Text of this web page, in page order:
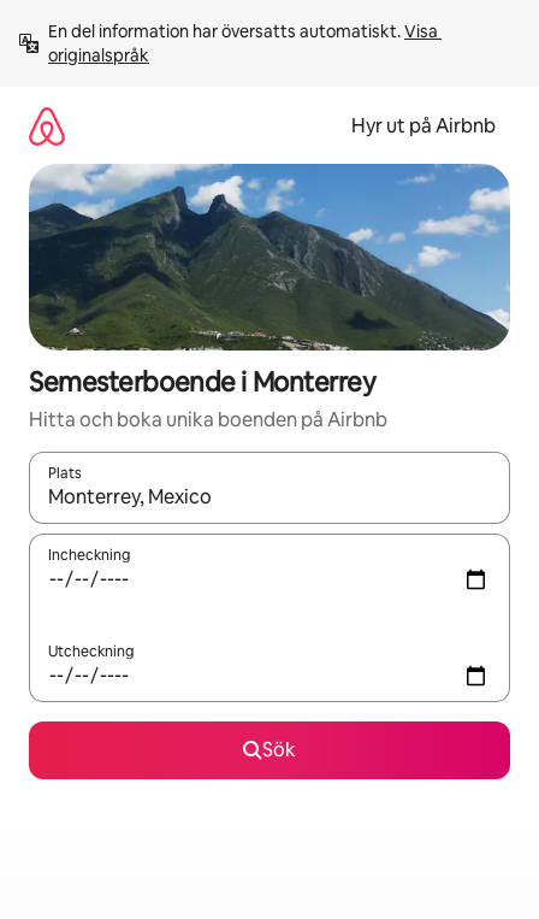
innehåll
En del information har översatts automatiskt. Visa
originalspråk
Hyr ut på Airbnb
Semesterboende i Monterrey
Hitta och boka unika boenden på Airbnb
Plats
När resultaten är tillgängliga kan du navigera med upp- och
Incheckning
Utcheckning
Sök